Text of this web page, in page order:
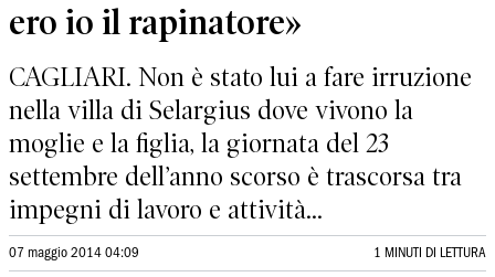
ero io il rapinatore»
CAGLIARI. Non è stato lui a fare irruzione
nella villa di Selargius dove vivono la
moglie e la figlia, la giornata del 23
settembre dell’anno scorso è trascorsa tra
impegni di lavoro e attività...
07 maggio 2014 04:09 1 MINUTI DI LETTURA